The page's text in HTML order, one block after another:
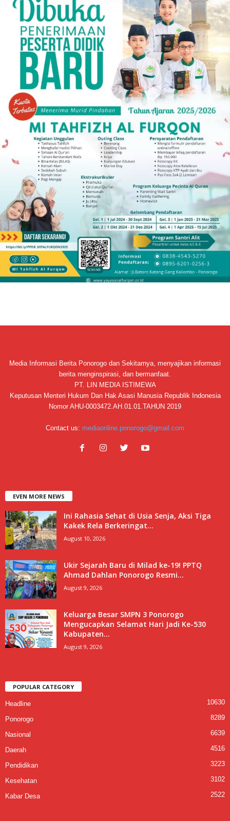
Media Informasi Berita Ponorogo dan Sekitarnya, menyajikan informasi
berita menginspirasi, dan bermanfaat.
PT. LIN MEDIA ISTIMEWA
Keputusan Menteri Hukum Dan Hak Asasi Manusia Republik Indonesia
Nomor AHU-0003472.AH.01.01.TAHUN 2019
Contact us: mediaonline.ponorogo@gmail.com
EVEN MORE NEWS
Ini Rahasia Sehat di Usia Senja, Aksi Tiga
Kakek Rela Berkeringat...
August 10, 2026
Ukir Sejarah Baru di Milad ke-19! PPTQ
Ahmad Dahlan Ponorogo Resmi...
August 9, 2026
Keluarga Besar SMPN 3 Ponorogo
Mengucapkan Selamat Hari Jadi Ke-530
Kabupaten...
August 9, 2026
POPULAR CATEGORY
Headline 10630
Ponorogo 8289
Nasional 6639
Daerah 4516
Pendidikan 3223
Kesehatan 3102
Kabar Desa 2522